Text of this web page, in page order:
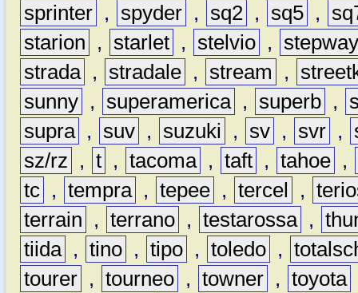
sprinter , spyder , sq2 , sq5 ,
starion
, starlet , stelvio ,
strada , stradale , stream ,
sunny , superamerica , superb ,
supra , suv , suzuki , sv , svr ,
sz/rz
, t , tacoma , taft , tahoe ,
tc , tempra , tepee , tercel ,
terrain
, terrano , testarossa ,
tiida , tino , tipo , toledo ,
tourer , tourneo , towner , toyota